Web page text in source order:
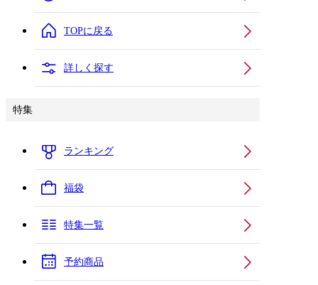
TOPに戻る
詳しく探す
特集
ランキング
福袋
特集一覧
予約商品